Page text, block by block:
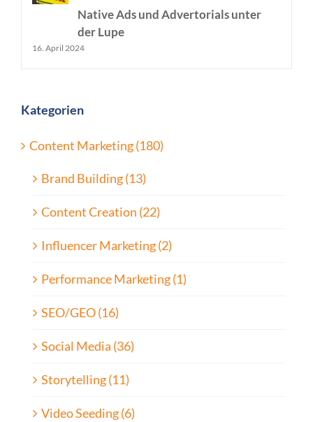
Native Ads und Advertorials unter
der Lupe
16. April 2024
Kategorien
Content Marketing (180)
Brand Building (13)
Content Creation (22)
Influencer Marketing (2)
Performance Marketing (1)
SEO/GEO (16)
Social Media (36)
Storytelling (11)
Video Seeding (6)